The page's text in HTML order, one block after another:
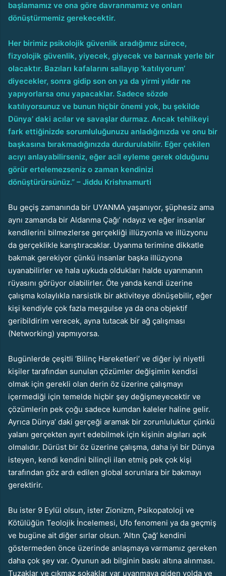
başlamamız ve ona göre davranmamız ve onları
dönüştürmemiz gerekecektir.
Her birimiz psikolojik güvenlik aradığımız sürece,
fizyolojik güvenlik, yiyecek, giyecek ve barınak yerle bir
olacaktır. Bazıları kafalarını sallayıp ‘katılıyorum’
diyecekler, sonra gidip son on ya da yirmi yıldır ne
yapıyorlarsa onu yapacaklar. Sadece sözde
katılıyorsunuz ve bunun hiçbir önemi yok, bu şekilde
Dünya’ daki acılar ve savaşlar durmaz. Ancak tehlikeyi
fark ettiğinizde sorumluluğunuzu anladığınızda ve onu bir
başkasına bırakmadığınızda durdurulabilir. Eğer çekilen
acıyı anlayabilirseniz, eğer acil eyleme gerek olduğunu
görür ertelemezseniz o zaman kendinizi
dönüştürürsünüz.” – Jiddu Krishnamurti
Bu geçiş zamanında bir UYANMA yaşanıyor, şüphesiz ama
aynı zamanda bir Aldanma Çağı’ ndayız ve eğer insanlar
kendilerini bilmezlerse gerçekliği illüzyonla ve illüzyonu
da gerçeklikle karıştıracaklar. Uyanma terimine dikkatle
bakmak gerekiyor çünkü insanlar başka illüzyona
uyanabilirler ve hala uykuda oldukları halde uyanmanın
rüyasını görüyor olabilirler. Öte yanda kendi üzerine
çalışma kolaylıkla narsistik bir aktiviteye dönüşebilir, eğer
kişi kendiyle çok fazla meşgulse ya da ona objektif
geribildirim verecek, ayna tutacak bir ağ çalışması
(Networking) yapmıyorsa.
Bugünlerde çeşitli ‘Bilinç Hareketleri’ ve diğer iyi niyetli
kişiler tarafından sunulan çözümler değişimin kendisi
olmak için gerekli olan derin öz üzerine çalışmayı
içermediği için temelde hiçbir şey değişmeyecektir ve
çözümlerin pek çoğu sadece kumdan kaleler haline gelir.
Ayrıca Dünya’ daki gerçeği aramak bir zorunluluktur çünkü
yalanı gerçekten ayırt edebilmek için kişinin algıları açık
olmalıdır. Dürüst bir öz üzerine çalışma, daha iyi bir Dünya
isteyen, kendi kendini bilinçli ilan etmiş pek çok kişi
tarafından göz ardı edilen global sorunlara bir bakmayı
gerektirir.
Bu ister 9 Eylül olsun, ister Zionizm, Psikopatoloji ve
Kötülüğün Teolojik İncelemesi, Ufo fenomeni ya da geçmiş
ve bugüne ait diğer sırlar olsun. ‘Altın Çağ’ kendini
göstermeden önce üzerinde anlaşmaya varmamız gereken
daha çok şey var. Oyunun adı bilginin baskı altına alınması.
Tuzaklar ve çıkmaz sokaklar var uyanmaya giden yolda ve